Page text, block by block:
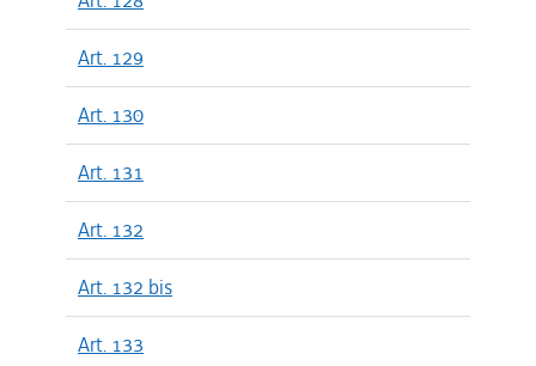
Art. 129
Art. 130
Art. 131
Art. 132
Art. 132 bis
Art. 133